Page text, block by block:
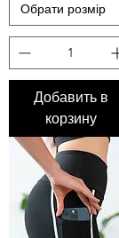
Добавить в
корзину